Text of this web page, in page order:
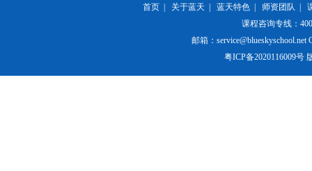
首页 关于蓝天 蓝天特色 师资团队
课程咨询专线：
邮箱：service@blueskyschool.net
粤ICP备2020116009号